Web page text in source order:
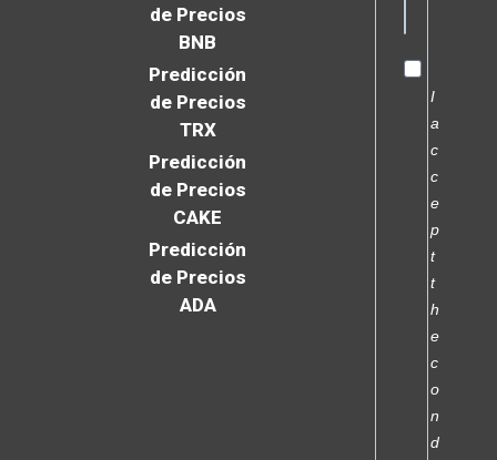
de Precios
BNB
Predicción
de Precios
TRX
Predicción
de Precios
CAKE
Predicción
de Precios
ADA
I
a
c
c
e
p
t
t
h
e
c
o
n
d